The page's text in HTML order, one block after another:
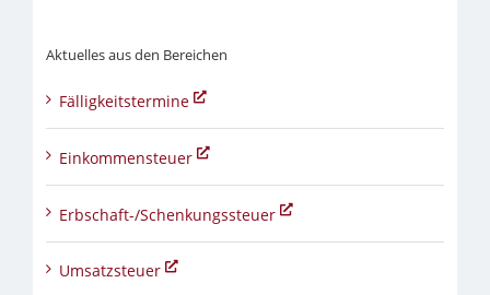
Aktuelles aus den Bereichen
Fälligkeitstermine
Einkommensteuer
Erbschaft-/Schenkungssteuer
Umsatzsteuer